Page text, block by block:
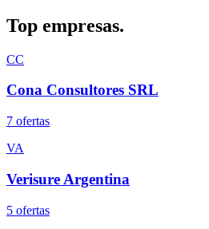
Top empresas.
CC
Cona Consultores SRL
7 ofertas
VA
Verisure Argentina
5 ofertas